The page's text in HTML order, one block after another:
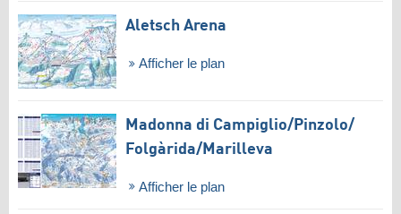
Aletsch Arena
Afficher le plan
Madonna di Campiglio/​Pinzolo/​
Folgàrida/​Marilleva
Afficher le plan